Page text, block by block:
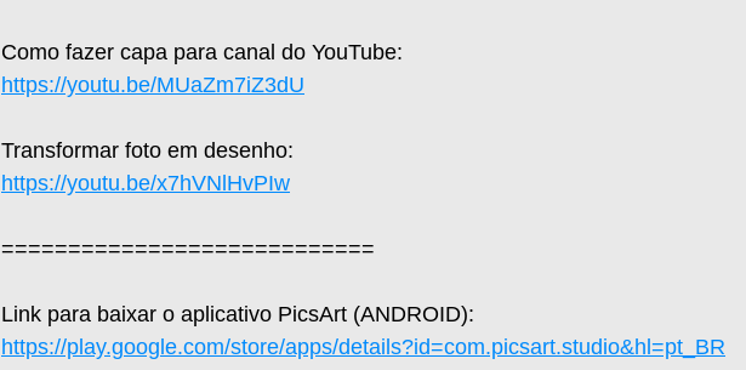
Como fazer capa para canal do YouTube:
https://youtu.be/MUaZm7iZ3dU
Transformar foto em desenho:
https://youtu.be/x7hVNlHvPIw
============================
Link para baixar o aplicativo PicsArt (ANDROID):
https://play.google.com/store/apps/details?id=com.picsart.studio&hl=pt_BR